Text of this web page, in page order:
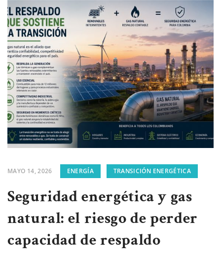
MAYO 14, 2026 ENERGÍA TRANSICIÓN ENERGÉTICA
Seguridad energética y gas
natural: el riesgo de perder
capacidad de respaldo